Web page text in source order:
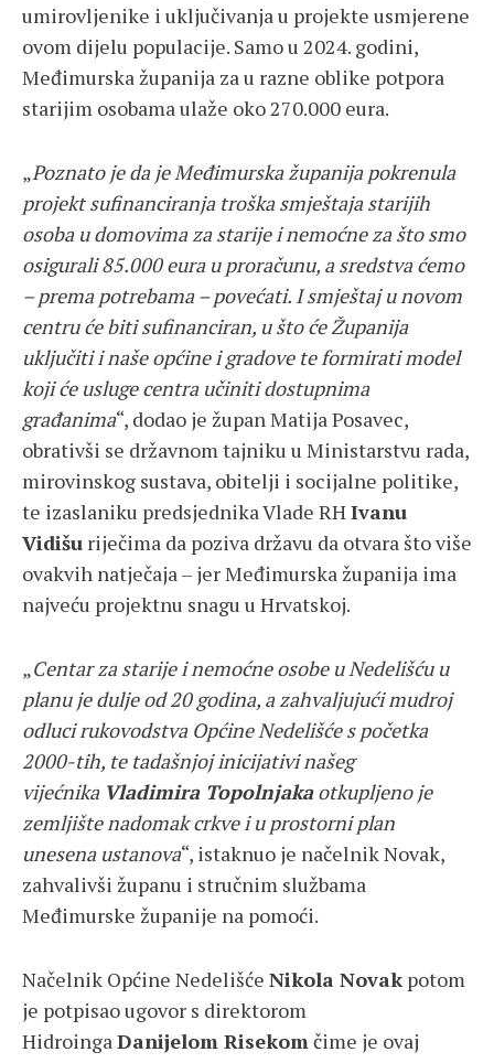
umirovljenike i uključivanja u projekte usmjerene
ovom dijelu populacije. Samo u 2024. godini,
Međimurska županija za u razne oblike potpora
starijim osobama ulaže oko 270.000 eura.
„Poznato je da je Međimurska županija pokrenula
projekt sufinanciranja troška smještaja starijih
osoba u domovima za starije i nemoćne za što smo
osigurali 85.000 eura u proračunu, a sredstva ćemo
– prema potrebama – povećati. I smještaj u novom
centru će biti sufinanciran, u što će Županija
uključiti i naše općine i gradove te formirati model
koji će usluge centra učiniti dostupnima
građanima“, dodao je župan Matija Posavec,
obrativši se državnom tajniku u Ministarstvu rada,
mirovinskog sustava, obitelji i socijalne politike,
te izaslaniku predsjednika Vlade RHIvanu
Vidišu riječima da poziva državu da otvara što više
ovakvih natječaja – jer Međimurska županija ima
najveću projektnu snagu u Hrvatskoj.
„Centar za starije i nemoćne osobe u Nedelišću u
planu je dulje od 20 godina, a zahvaljujući mudroj
odluci rukovodstva Općine Nedelišće s početka
2000-tih, te tadašnjoj inicijativi našeg
vijećnika Vladimira Topolnjakaotkupljeno je
zemljište nadomak crkve i u prostorni plan
unesena ustanova“, istaknuo je načelnik Novak,
zahvalivši županu i stručnim službama
Međimurske županije na pomoći.
Načelnik Općine Nedelišće Nikola Novakpotom
je potpisao ugovor s direktorom
HidroingaDanijelom Risekomčime je ovaj